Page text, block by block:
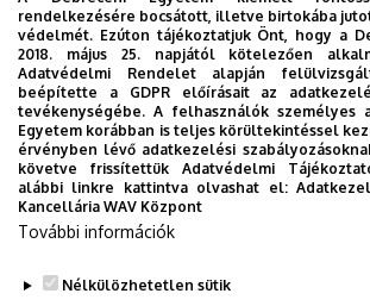
Nyelvi követelmények - A
évfolyamon 2023. februárban
szeptemberben – majd ezt
rendszerben – megkezdett
Nyelvi követelmények - A
évfolyamon 2025.
követően felmenő rendszerben –
rendelkezésére bocsátott, illetve birtokába
védelmét. Ezúton tájékoztatjuk Önt, hogy a
2018. május 25. napjától kötelezően
Adatvédelmi Rendelet alapján
beépítette a GDPR előírásait az
tevékenységébe. A felhasználók személyes
Egyetem korábban is teljes körültekintéssel
érvényben lévő adatkezelési
követve frissítettük Adatvédelmi
alábbi linkre kattintva olvashat el:
Kancellária WAV Központ
További információk
Nélkülözhetetlen sütik